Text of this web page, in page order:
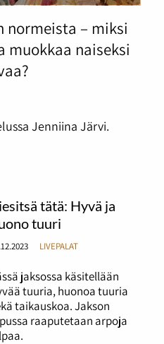
normeista – miksi
muokkaa naiseksi
Jenniina Järvi.
tätä: Hyvä ja
tuuri
LIVEPALAT
jaksossa käsitellään
tuuria, huonoa tuuria
taikauskoa. Jakson
raaputetaan arpoja